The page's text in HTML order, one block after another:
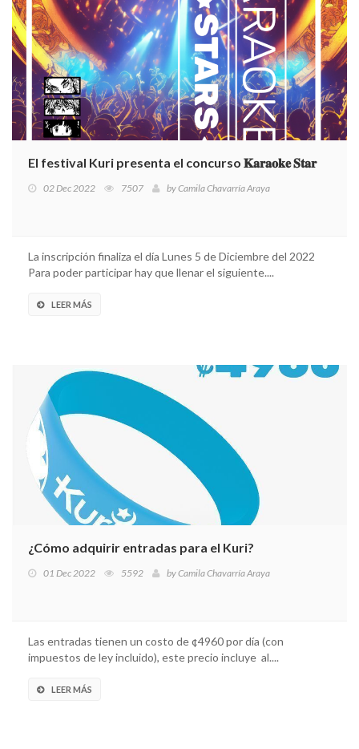
El festival Kuri presenta el concurso 𝐊𝐚𝐫𝐚𝐨𝐤𝐞 𝐒𝐭𝐚𝐫
02 Dec 2022 7507 byCamila Chavarría Araya
La inscripción finaliza el día Lunes 5 de Diciembre del 2022
Para poder participar hay que llenar el siguiente....
LEER MÁS
¿Cómo adquirir entradas para el Kuri?
01 Dec 2022 5592 byCamila Chavarría Araya
Las entradas tienen un costo de ¢4960 por día (con
impuestos de ley incluido), este precio incluye al....
LEER MÁS